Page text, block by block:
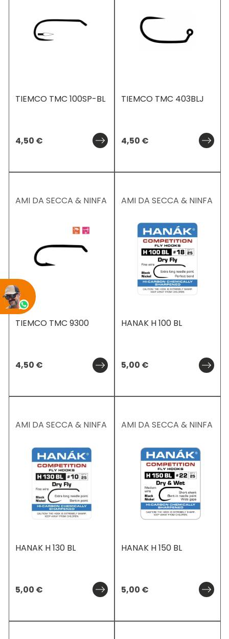
TIEMCO TMC 100SP-BL
4,50 €
TIEMCO TMC 403BLJ
4,50 €
AMI DA SECCA & NINFA
TIEMCO TMC 9300
4,50 €
AMI DA SECCA & NINFA
HANAK H 100 BL
5,00 €
AMI DA SECCA & NINFA
HANAK H 130 BL
5,00 €
AMI DA SECCA & NINFA
HANAK H 150 BL
5,00 €